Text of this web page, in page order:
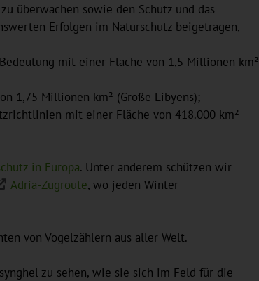
überwachen sowie den Schutz und das
Erfolgen im Naturschutz beigetragen,
mit einer Fläche von 1,5 Millionen km²
1,75 Millionen km² (Größe Libyens);
mit einer Fläche von 418.000 km²
in Europa. Unter anderem schützen wir
Adria-Zugroute, wo jeden Winter
von Vogelzählern aus aller Welt.
zu sehen, wie sie sich im Feld für die